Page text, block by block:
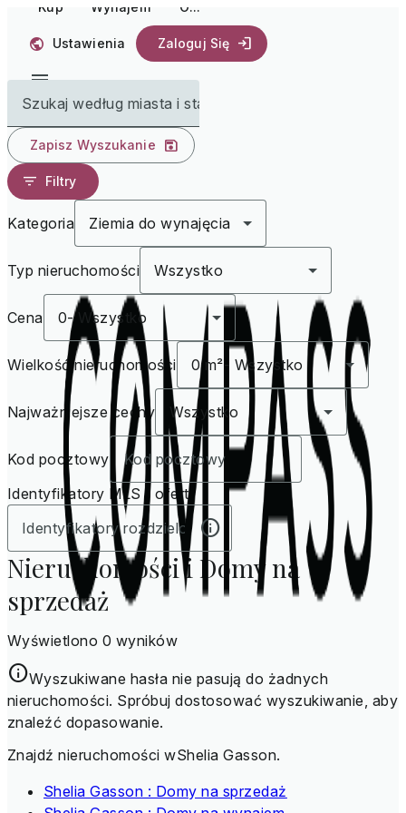
Kup Wynajem O...
Ustawienia Zaloguj Się
Szukaj według miasta i stanu
Zapisz Wyszukanie
Filtry
Kategoria Ziemia do wynajęcia
Typ nieruchomości Wszystko
Cena 0-Wszystko
Wielkość nieruchomości 0 m² Wszystko
Najważniejsze cechy Wszystko
Kod pocztowy
Identyfikatory MLS / ofert
Nieruchomości i Domy na
sprzedaż
Wyświetlono 0 wyników
Wyszukiwane hasła nie pasują do żadnych
nieruchomości. Spróbuj dostosować wyszukiwanie, aby
znaleźć dopasowanie.
Znajdź nieruchomości wShelia Gasson.
Shelia Gasson : Domy na sprzedaż